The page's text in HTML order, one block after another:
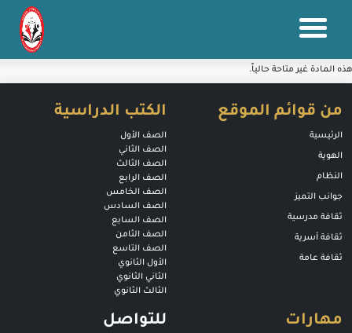
هذه المادة غير متاحة حالياً.
من قوائم الموقع
الرئيسية
الهوية
النظام
جوانب التميز
ثقافة مدرسية
ثقافة أسرية
ثقافة عامة
الكتب الدراسية
الصف الأول
الصف الثاني
الصف الثالث
الصف الرابع
الصف الخامس
الصف السادس
الصف السابع
الصف الثامن
الصف التاسع
الأول الثانوي
الثاني الثانوي
الثالث الثانوي
مهارات للتواصل